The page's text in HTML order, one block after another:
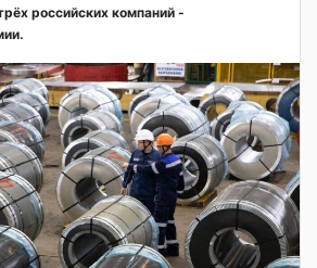
российских компаний -